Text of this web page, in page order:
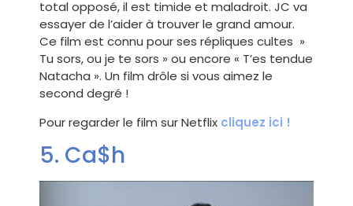
total opposé, il est timide et maladroit. JC va
essayer de l’aider à trouver le grand amour.
Ce film est connu pour ses répliques cultes »
Tu sors, ou je te sors » ou encore « T’es tendue
Natacha ». Un film drôle si vous aimez le
second degré !
Pour regarder le film sur Netflix cliquez ici !
5. Ca$h